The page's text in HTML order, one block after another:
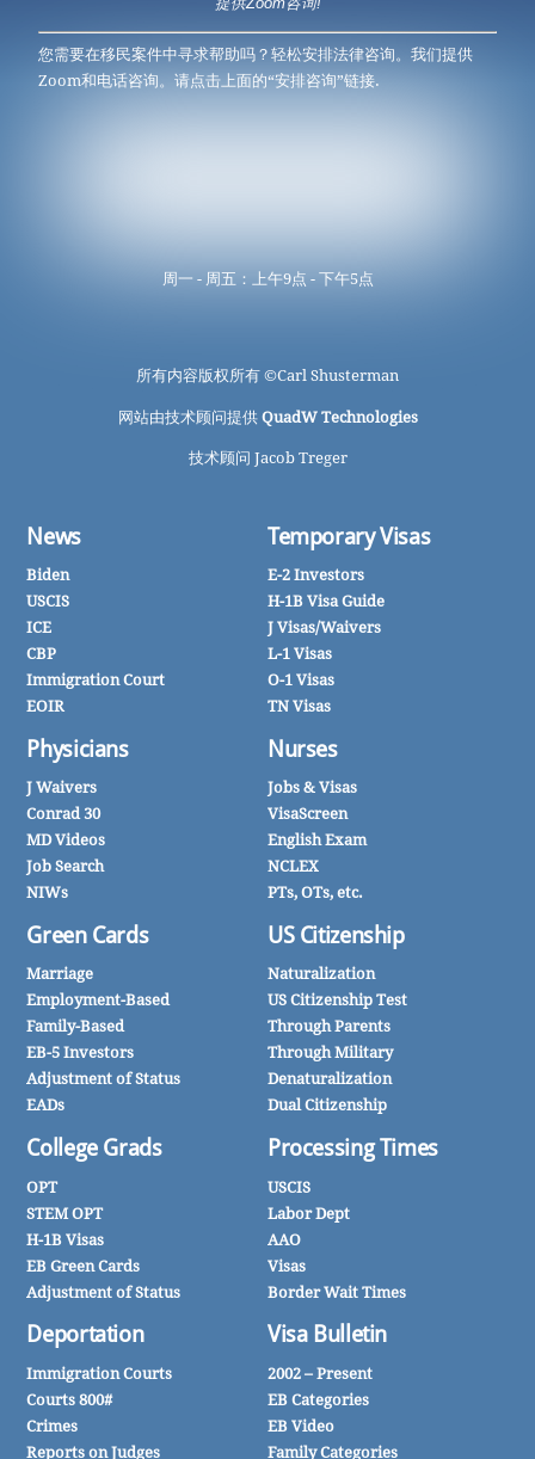
您需要在移民案件中寻求帮助吗？轻松安排法律咨询。我们提供
Zoom和电话咨询。请点击上面的“安排咨询”链接.
周一 - 周五：上午9点 - 下午5点
所有内容版权所有 ©Carl Shusterman
网站由技术顾问提供 QuadW Technologies
技术顾问 Jacob Treger
News
Biden
USCIS
ICE
CBP
Immigration Court
EOIR
Physicians
J Waivers
Conrad 30
MD Videos
Job Search
NIWs
Green Cards
Marriage
Employment-Based
Family-Based
EB-5 Investors
Adjustment of Status
EADs
College Grads
OPT
STEM OPT
H-1B Visas
EB Green Cards
Adjustment of Status
Deportation
Immigration Courts
Courts 800#
Crimes
Reports on Judges
Temporary Visas
E-2 Investors
H-1B Visa Guide
J Visas/Waivers
L-1 Visas
O-1 Visas
TN Visas
Nurses
Jobs & Visas
VisaScreen
English Exam
NCLEX
PTs, OTs, etc.
US Citizenship
Naturalization
US Citizenship Test
Through Parents
Through Military
Denaturalization
Dual Citizenship
Processing Times
USCIS
Labor Dept
AAO
Visas
Border Wait Times
Visa Bulletin
2002 – Present
EB Categories
EB Video
Family Categories